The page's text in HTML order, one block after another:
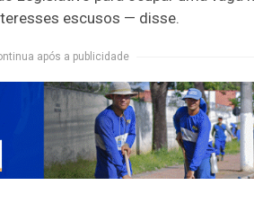
escusos — disse.
após a publicidade